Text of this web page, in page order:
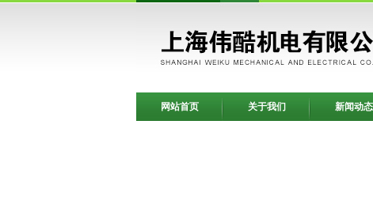
网站首页 关于我们 新闻动态